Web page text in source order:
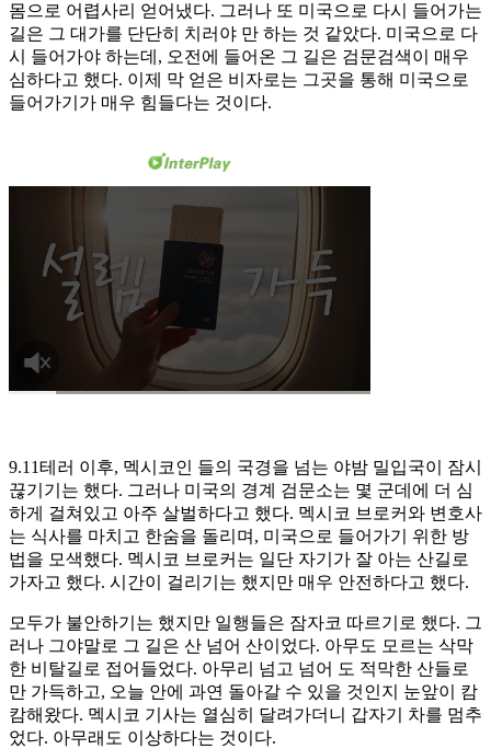
몸으로 어렵사리 얻어냈다. 그러나 또 미국으로 다시 들어가는
길은 그 대가를 단단히 치러야 만 하는 것 같았다. 미국으로 다
시 들어가야 하는데, 오전에 들어온 그 길은 검문검색이 매우
심하다고 했다. 이제 막 얻은 비자로는 그곳을 통해 미국으로
들어가기가 매우 힘들다는 것이다.
9.11테러 이후, 멕시코인 들의 국경을 넘는 야밤 밀입국이 잠시
끊기기는 했다. 그러나 미국의 경계 검문소는 몇 군데에 더 심
하게 걸쳐있고 아주 살벌하다고 했다. 멕시코 브로커와 변호사
는 식사를 마치고 한숨을 돌리며, 미국으로 들어가기 위한 방
법을 모색했다. 멕시코 브로커는 일단 자기가 잘 아는 산길로
가자고 했다. 시간이 걸리기는 했지만 매우 안전하다고 했다.
모두가 불안하기는 했지만 일행들은 잠자코 따르기로 했다. 그
러나 그야말로 그 길은 산 넘어 산이었다. 아무도 모르는 삭막
한 비탈길로 접어들었다. 아무리 넘고 넘어 도 적막한 산들로
만 가득하고, 오늘 안에 과연 돌아갈 수 있을 것인지 눈앞이 캄
캄해왔다. 멕시코 기사는 열심히 달려가더니 갑자기 차를 멈추
었다. 아무래도 이상하다는 것이다.